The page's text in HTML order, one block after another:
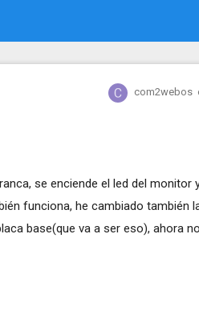
com2webos
se enciende el led del monitor
funciona, he cambiado también
base(que va a ser eso), ahora